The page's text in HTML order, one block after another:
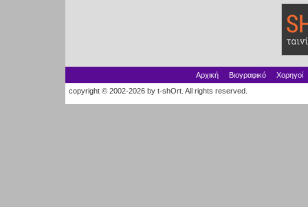
Αρχική Βιογραφικό
Χορηγοί
copyright © 2002-2026 by t-shOrt. All rights reserved.